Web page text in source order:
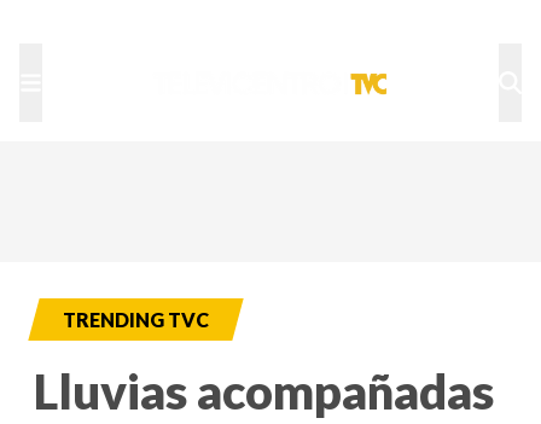
TRENDING TVC
Lluvias acompañadas